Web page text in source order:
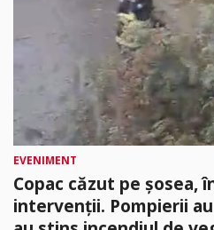
EVENIMENT
Copac căzut pe șosea,
intervenții. Pompierii